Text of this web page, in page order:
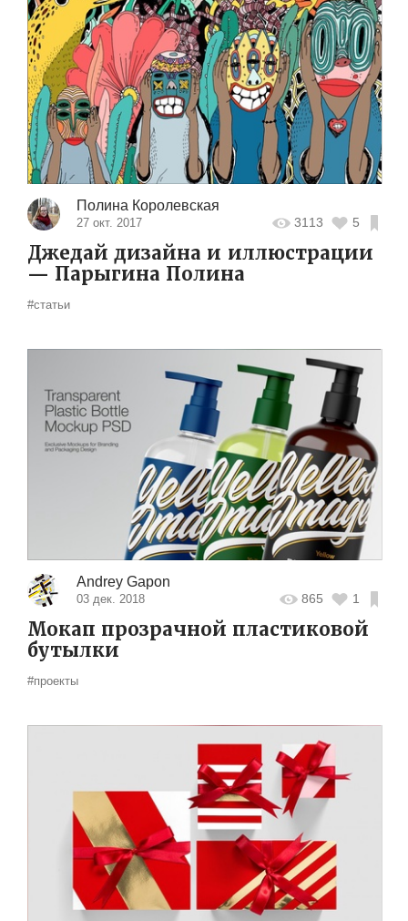
Полина Королевская
27 окт. 2017 3113 5
Джедай дизайна и иллюстрации
— Парыгина Полина
#статьи
Andrey Gapon
03 дек. 2018 865 1
Мокап прозрачной пластиковой
бутылки
#проекты